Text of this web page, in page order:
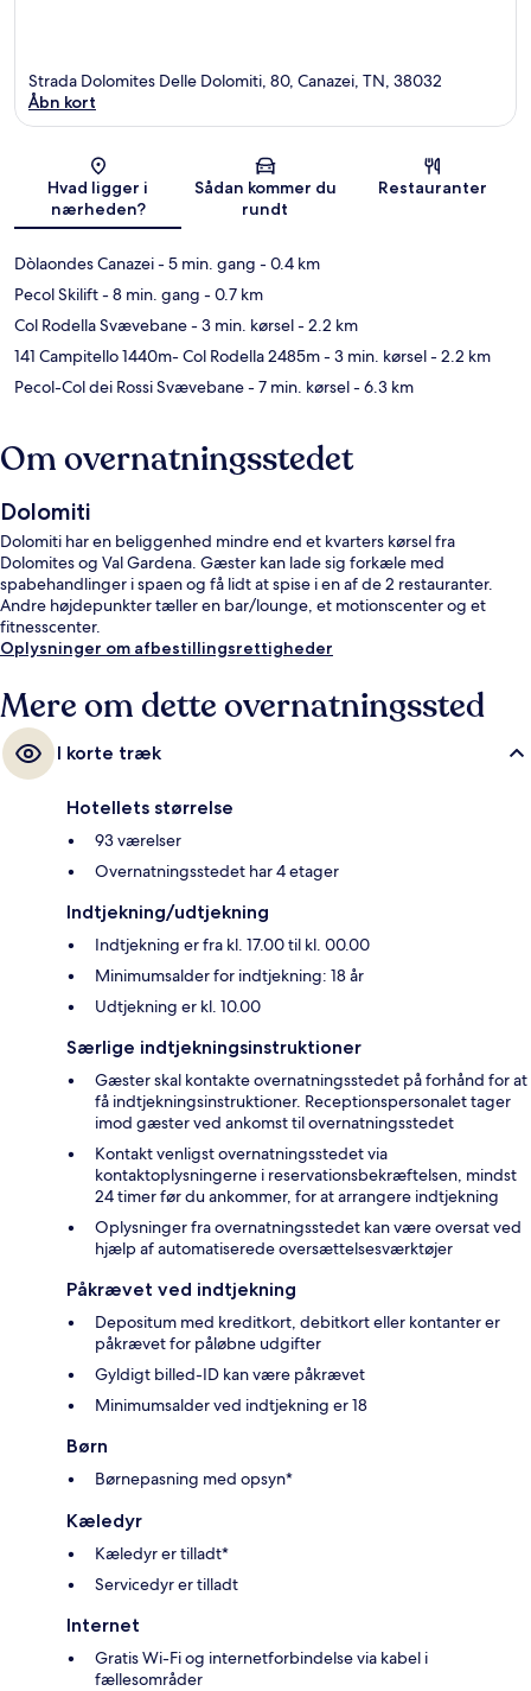
Kort
Strada Dolomites Delle Dolomiti, 80, Canazei, TN, 38032
Åbn kort
Hvad ligger i
nærheden?
Sådan kommer du
rundt
Restauranter
Dòlaondes Canazei- 5 min. gang - 0.4 km
Pecol Skilift- 8 min. gang - 0.7 km
Col Rodella Svævebane- 3 min. kørsel- 2.2 km
141 Campitello 1440m- Col Rodella 2485m- 3 min. kørsel- 2.2 km
Pecol-Col dei Rossi Svævebane- 7 min. kørsel- 6.3 km
Om overnatningsstedet
Dolomiti
Dolomiti har en beliggenhed mindre end et kvarters kørsel fra
Dolomites og Val Gardena. Gæster kan lade sig forkæle med
spabehandlinger i spaen og få lidt at spise i en af de 2 restauranter.
Andre højdepunkter tæller en bar/lounge, et motionscenter og et
fitnesscenter.
Oplysninger om afbestillingsrettigheder
Mere om dette overnatningssted
I korte træk
Hotellets størrelse
93 værelser
Overnatningsstedet har 4 etager
Indtjekning/udtjekning
Indtjekning er fra kl. 17.00 til kl. 00.00
Minimumsalder for indtjekning: 18 år
Udtjekning er kl. 10.00
Særlige indtjekningsinstruktioner
Gæster skal kontakte overnatningsstedet på forhånd for at
få indtjekningsinstruktioner. Receptionspersonalet tager
imod gæster ved ankomst til overnatningsstedet
Kontakt venligst overnatningsstedet via
kontaktoplysningerne i reservationsbekræftelsen, mindst
24 timer før du ankommer, for at arrangere indtjekning
Oplysninger fra overnatningsstedet kan være oversat ved
hjælp af automatiserede oversættelsesværktøjer
Påkrævet ved indtjekning
Depositum med kreditkort, debitkort eller kontanter er
påkrævet for påløbne udgifter
Gyldigt billed-ID kan være påkrævet
Minimumsalder ved indtjekning er 18
Børn
Børnepasning med opsyn*
Kæledyr
Kæledyr er tilladt*
Servicedyr er tilladt
Internet
Gratis Wi-Fi og internetforbindelse via kabel i
fællesområder